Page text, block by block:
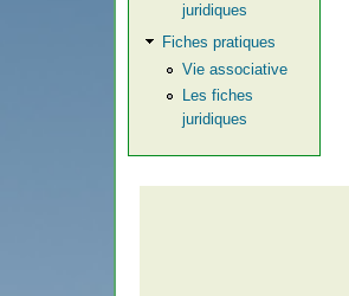
juridiques
Fiches pratiques
Vie associative
Les fiches
juridiques